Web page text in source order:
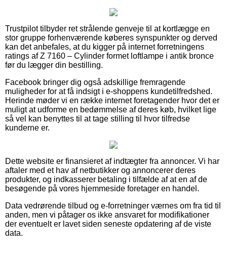
Trustpilot tilbyder ret strålende genveje til at kortlægge en
stor gruppe forhenværende køberes synspunkter og derved
kan det anbefales, at du kigger på internet forretningens
ratings af Z 7160 – Cylinder formet loftlampe i antik bronce
før du lægger din bestilling.
Facebook bringer dig også adskillige fremragende
muligheder for at få indsigt i e-shoppens kundetilfredshed.
Herinde møder vi en række internet foretagender hvor det er
muligt at udforme en bedømmelse af deres køb, hvilket lige
så vel kan benyttes til at tage stilling til hvor tilfredse
kunderne er.
Dette website er finansieret af indtægter fra annoncer. Vi har
aftaler med et hav af netbutikker og annoncerer deres
produkter, og indkasserer betaling i tilfælde af at en af de
besøgende på vores hjemmeside foretager en handel.
Data vedrørende tilbud og e-forretninger værnes om fra tid til
anden, men vi påtager os ikke ansvaret for modifikationer
der eventuelt er lavet siden seneste opdatering af de viste
data.